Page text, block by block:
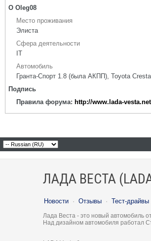
О Oleg08
Место проживания
Элиста
Сфера деятельности
IT
Автомобиль
Гранта-Спорт 1.8 (была АКПП), Toyota
Подпись
Правила форума: http://www.lada-
ЛАДА ВЕСТА
Новости · Отзывы · Тест-драйвы
Лада Веста - это новый автомобиль
Над дизайном автомобиля работал